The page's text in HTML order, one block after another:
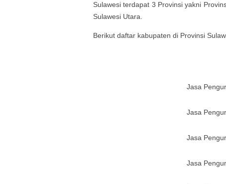
Sulawesi terdapat 3 Provinsi yakni
Sulawesi Utara
Berikut daftar kabupaten di Provinsi
Jasa
Jasa
Jasa
Jasa